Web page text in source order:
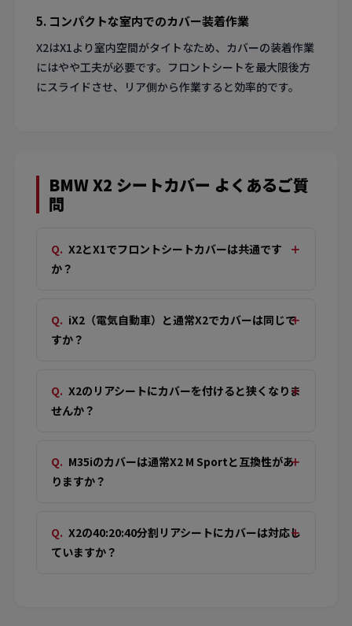
5. コンパクトな室内でのカバー装着作業
X2はX1より室内空間がタイトなため、カバーの装着作業
にはやや工夫が必要です。フロントシートを最大限後方
にスライドさせ、リア側から作業すると効率的です。
BMW X2 シートカバー よくあるご質
問
X2とX1でフロントシートカバーは共通です
か？
iX2（電気自動車）と通常X2でカバーは同じで
すか？
X2のリアシートにカバーを付けると狭くなりま
せんか？
M35iのカバーは通常X2 M Sportと互換性があ
りますか？
X2の40:20:40分割リアシートにカバーは対応し
ていますか？